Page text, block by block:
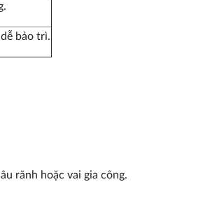
bảo trì.
rãnh hoặc vai gia công.